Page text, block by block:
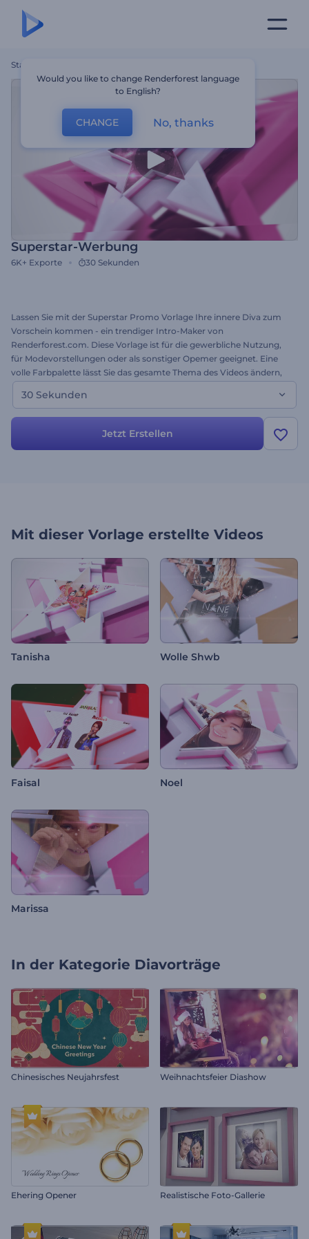
Startseite
Superstar-Werbung
6K+ Exporte 30 Sekunden
Lassen Sie mit der Superstar Promo Vorlage Ihre innere Diva zum
Vorschein kommen - ein trendiger Intro-Maker von
Renderforest.com. Diese Vorlage ist für die gewerbliche Nutzung,
für Modevorstellungen oder als sonstiger Opemer geeignet. Eine
volle Farbpalette lässt Sie das gesamte Thema des Videos ändern,
während personalisierter Text und Fotos wirklich eine Intro über Sie
als Person machen. Laden Sie zum Schluss Ihre Musik hoch und
Sie diese Vorlage - sie ist kostenlos!
30 Sekunden
Jetzt Erstellen
Mit dieser Vorlage erstellte Videos
Tanisha Wolle Shwb
Faisal Noel
Marissa
In der Kategorie Diavorträge
Chinesisches Neujahrsfest Weihnachtsfeier Diashow
Ehering Opener Realistische Foto-Gallerie
Would you like to change Renderforest language
to English?
CHANGE No, thanks